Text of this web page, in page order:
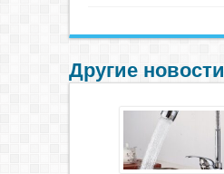
Другие новости